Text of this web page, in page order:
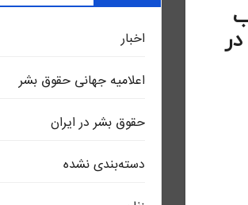
اخبار
اعلاميه جهانی حقوق بشر
حقوق بشر در ایران
دسته‌بندی نشده